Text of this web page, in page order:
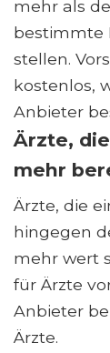
mehr als
bestimmte
stellen.
kostenlos,
Anbieter
Ärzte,
mehr
Ärzte, die
hingegen
mehr wert
für Ärzte
Anbieter
Ärzte.